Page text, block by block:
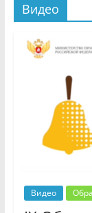
Видео
Видео